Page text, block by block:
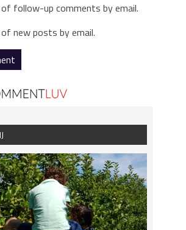
follow-up comments by email.
new posts by email.